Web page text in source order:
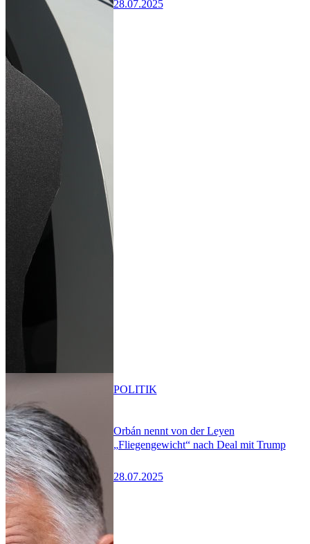
28.07.2025
Orbán nennt von der Leyen
„Fliegengewicht“ nach Deal mit Trump
28.07.2025
POLITIK